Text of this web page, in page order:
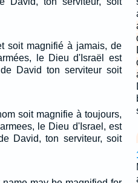
soit magnifié à jamais, de
le Dieu d'Israël est
David ton serviteur soit
soit magnifie à toujours,
le Dieu d'Israel, est
David, ton serviteur, soit